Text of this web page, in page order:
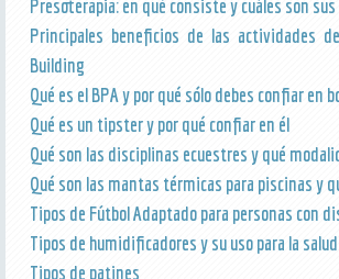
Presoterapia: en qué consiste y cuáles son
Principales beneficios de las actividades
Building
Qué es el BPA y por qué sólo debes confiar en
Qué es un tipster y por qué confiar en él
Qué son las disciplinas ecuestres y qué
Qué son las mantas térmicas para piscinas y
Tipos de Fútbol Adaptado para personas con
Tipos de humidificadores y su uso para la salud
Tipos de patines